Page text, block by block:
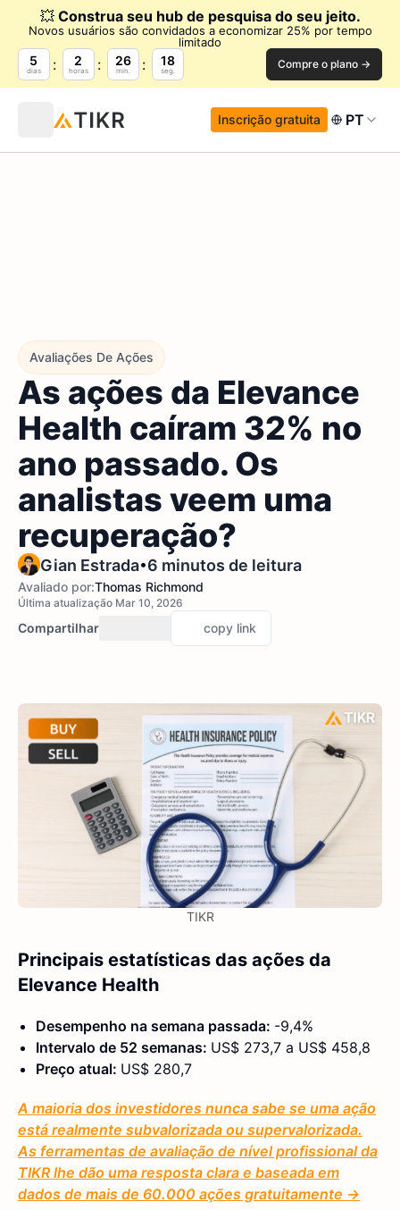
💥 Construa seu hub de pesquisa do seu jeito.
Novos usuários são convidados a economizar 25% por tempo
limitado
5
dias
2
horas
26
min.
17
seg. Compre o plano →
Inscrição gratuita PT
Avaliações De Ações
As ações da Elevance
Health caíram 32% no
ano passado. Os
analistas veem uma
recuperação?
Gian Estrada•6 minutos de leitura
Avaliado por:Thomas Richmond
Última atualização Mar 10, 2026
Compartilhar copy link
TIKR
Principais estatísticas das ações da
Elevance Health
Desempenho na semana passada: -9,4%
Intervalo de 52 semanas: US$ 273,7 a US$ 458,8
Preço atual: US$ 280,7
A maioria dos investidores nunca sabe se uma ação
está realmente subvalorizada ou supervalorizada.
As ferramentas de avaliação de nível profissional da
TIKR lhe dão uma resposta clara e baseada em
dados de mais de 60.000 ações gratuitamente →